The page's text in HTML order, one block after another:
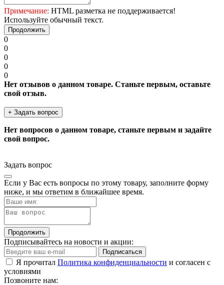
Примечание: HTML разметка не поддерживается!
Используйте обычный текст.
Продолжить
0
0
0
0
0
Нет отзывов о данном товаре. Станьте первым, оставьте
свой отзыв.
+ Задать вопрос
Нет вопросов о данном товаре, станьте первым и задайте
свой вопрос.
Задать вопрос
Если у Вас есть вопросы по этому товару, заполните форму
ниже, и мы ответим в ближайшее время.
Продолжить
Подписывайтесь на новости и акции:
Подписаться
Я прочитал Политика конфиденциальности и согласен с
условиями
Позвоните нам: